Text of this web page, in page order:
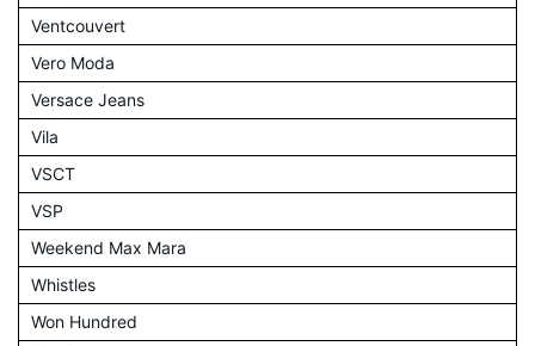
Ventcouvert
Vero Moda
Versace Jeans
Vila
VSCT
VSP
Weekend Max Mara
Whistles
Won Hundred